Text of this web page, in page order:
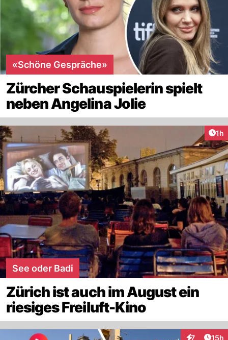
«Schöne Gespräche»
Zürcher Schauspielerin spielt
neben Angelina Jolie
1h
See oder Badi
Zürich ist auch im August ein
riesiges Freiluft-Kino
7 15h